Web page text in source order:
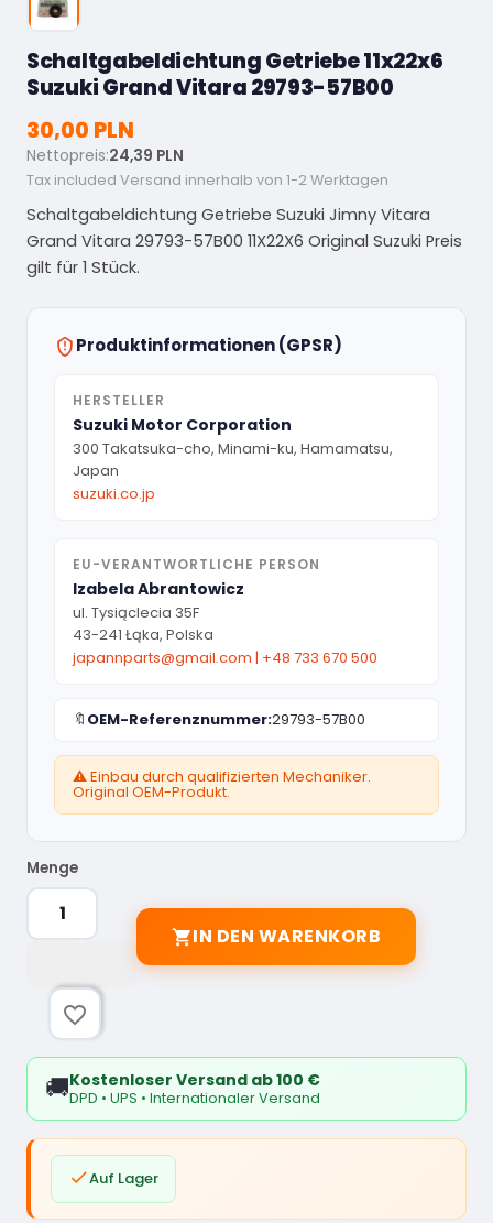
Schaltgabeldichtung Getriebe 11x22x6
Suzuki Grand Vitara 29793-57B00
30,00 PLN
Nettopreis:24,39 PLN
Tax included Versand innerhalb von 1-2 Werktagen
Schaltgabeldichtung Getriebe Suzuki Jimny Vitara
Grand Vitara 29793-57B00 11X22X6 Original Suzuki Preis
gilt für 1 Stück.
Produktinformationen (GPSR)
HERSTELLER
Suzuki Motor Corporation
300 Takatsuka-cho, Minami-ku, Hamamatsu,
Japan
suzuki.co.jp
EU-VERANTWORTLICHE PERSON
Izabela Abrantowicz
ul. Tysiąclecia 35F
43-241 Łąka, Polska
japannparts@gmail.com | +48 733 670 500
🔖 OEM-Referenznummer:29793-57B00
⚠️ Einbau durch qualifizierten Mechaniker.
Original OEM-Produkt.
Menge
IN DEN WARENKORB
favorite_border
🚚Kostenloser Versand ab 100 €
DPD • UPS • Internationaler Versand
Auf Lager